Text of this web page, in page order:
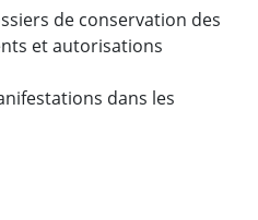
de conservation des
et autorisations
dans les